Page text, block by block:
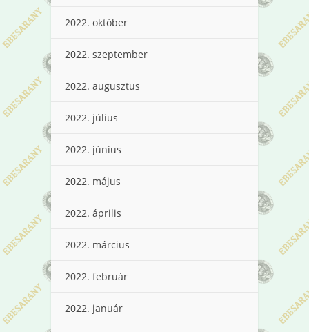
2022. október
2022. szeptember
2022. augusztus
2022. július
2022. június
2022. május
2022. április
2022. március
2022. február
2022. január